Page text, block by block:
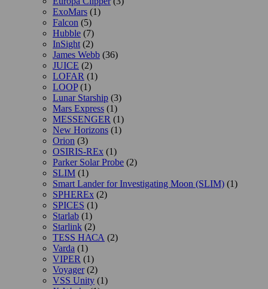
ExoMars (1)
Falcon (5)
Hubble (7)
InSight (2)
James Webb (36)
JUICE (2)
LOFAR (1)
LOOP(1)
Lunar Starship (3)
Mars Express (1)
MESSENGER (1)
New Horizons (1)
Orion (3)
OSIRIS-REx (1)
Parker Solar Probe (2)
SLIM (1)
Smart Lander for Investigating Moon (SLIM) (1)
SPHEREx (2)
SPICES (1)
Starlab (1)
Starlink (2)
TESS НАСА (2)
Varda (1)
VIPER (1)
Voyager(2)
VSS Unity (1)